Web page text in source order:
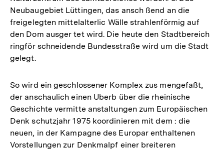
Neubaugebiet Lüttingen, das ansch ßend an die
freigelegten mittelalterlic Wälle strahlenförmig auf
den Dom ausger tet wird. Die heute den Stadtbereich
ringför schneidende Bundesstraße wird um die Stadt
gelegt.
So wird ein geschlossener Komplex zus mengefaßt,
der anschaulich einen Uberb über die rheinische
Geschichte vermitte anstaltungen zum Europäischen
Denk schutzjahr 1975 koordinieren mit dem : die
neuen, in der Kampagne des Europar enthaltenen
Vorstellungen zur Denkmalpf einer breiteren